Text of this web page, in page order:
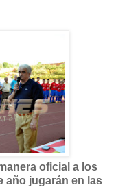
oficial a los
año jugarán en las